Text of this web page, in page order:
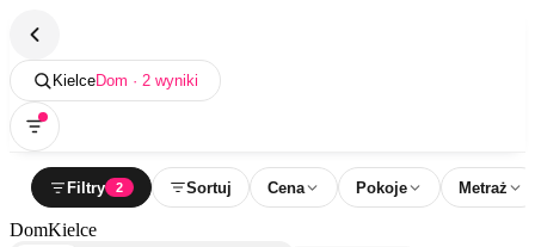
KielceDom · 2 wyniki
Filtry 2 Sortuj Cena Pokoje Metraż
DomKielce